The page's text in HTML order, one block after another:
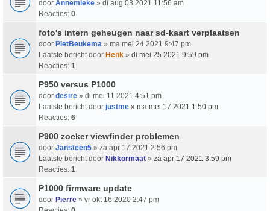
door Annemieke » di aug 03 2021 11:56 am
Reacties: 0
foto's intern geheugen naar sd-kaart verplaatsen
door PietBeukema » ma mei 24 2021 9:47 pm
Laatste bericht door Henk » di mei 25 2021 9:59 pm
Reacties: 1
P950 versus P1000
door desire » di mei 11 2021 4:51 pm
Laatste bericht door justme » ma mei 17 2021 1:50 pm
Reacties: 6
P900 zoeker viewfinder problemen
door Jansteen5 » za apr 17 2021 2:56 pm
Laatste bericht door Nikkormaat » za apr 17 2021 3:59 pm
Reacties: 1
P1000 firmware update
door Pierre » vr okt 16 2020 2:47 pm